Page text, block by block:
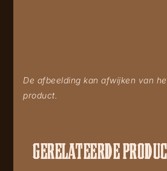
De afbeelding kan afwijken van
product.
GERELATEERDE